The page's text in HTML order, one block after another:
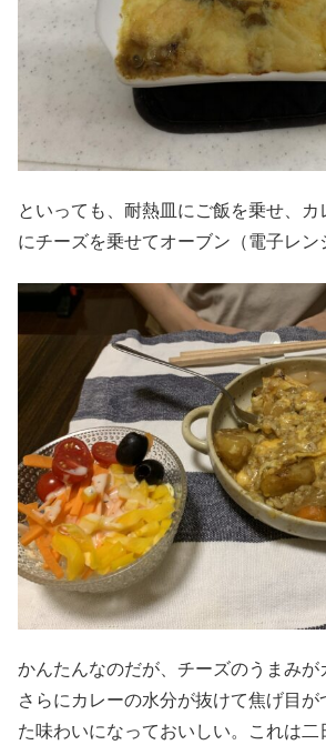
といっても、耐熱皿にご飯を乗せ、カ
にチーズを乗せてオーブン（電子レン
かんたんなのだが、チーズのうまみが
さらにカレーの水分が抜けて焦げ目が
た味わいになっておいしい。これは二